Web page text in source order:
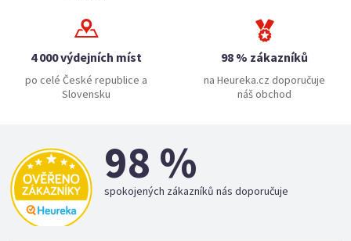
4 000 výdejních míst
po celé České republice a
Slovensku
98 % zákazníků
na Heureka.cz doporučuje
náš obchod
98 %
spokojených zákazníků nás doporučuje